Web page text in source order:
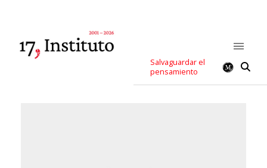
Salvaguardar el
pensamiento